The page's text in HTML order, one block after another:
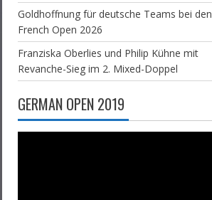
Goldhoffnung für deutsche Teams bei den
French Open 2026
Franziska Oberlies und Philip Kühne mit
Revanche-Sieg im 2. Mixed-Doppel
GERMAN OPEN 2019